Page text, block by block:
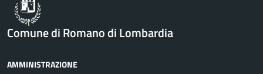
Comune di Romano di Lombardia
AMMINISTRAZIONE